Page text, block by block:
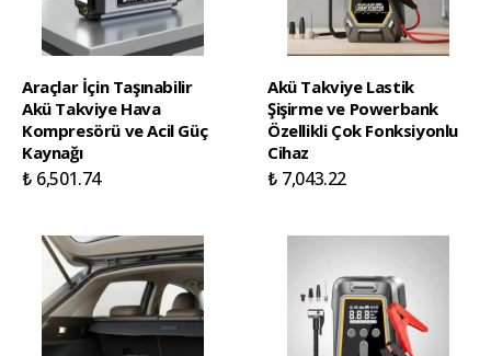
Araçlar İçin Taşınabilir
Akü Takviye Hava
Kompresörü ve Acil Güç
Kaynağı
₺ 6,501.74
Akü Takviye Lastik
Şişirme ve Powerbank
Özellikli Çok Fonksiyonlu
Cihaz
₺ 7,043.22